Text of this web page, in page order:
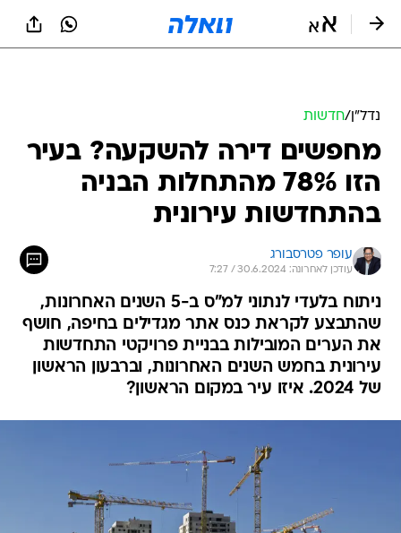
נדל״ן/חדשות
מחפשים דירה להשקעה? בעיר
הזו 78% מהתחלות הבניה
בהתחדשות עירונית
עופר פטרסבורג
עודכן לאחרונה: 30.6.2024 / 7:27
ניתוח בלעדי לנתוני למ"ס ב-5 השנים האחרונות,
שהתבצע לקראת כנס אתר מגדילים בחיפה, חושף
את הערים המובילות בבניית פרויקטי התחדשות
עירונית בחמש השנים האחרונות, וברבעון הראשון
של 2024. איזו עיר במקום הראשון?